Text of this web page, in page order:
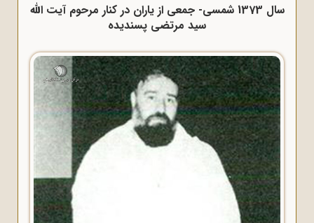
سال 1373 شمسی- جمعی از یاران در کنار مرحوم آیت الله
سید مرتضی پسندیده